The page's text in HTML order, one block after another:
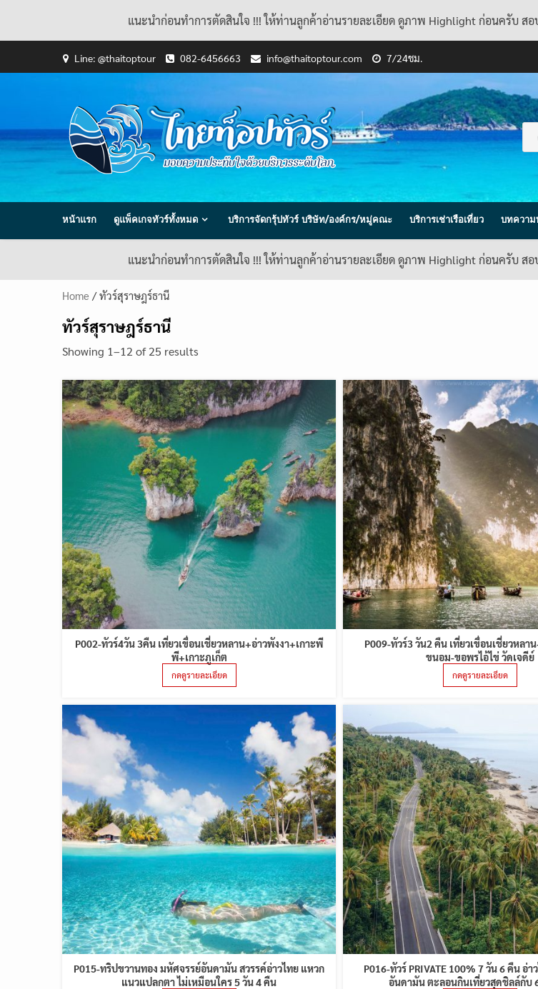
แนะนำก่อนทำการตัดสินใจ !!! ให้ท่านลูกค้าอ่านรายละเอียด ดูภาพ Highlight ก่อนครับ ส
Line: @thaitoptour 082-6456663 info@thaitoptour.com 7/24ชม.
หน้าแรก ดูแพ็คเกจทัวร์ทั้งหมด บริการจัดกรุ้ปทัวร์ บริษัท/องค์กร/หมู่คณะ บริการเช่าเรือเที่ยว บทความ
แนะนำก่อนทำการตัดสินใจ !!! ให้ท่านลูกค้าอ่านรายละเอียด ดูภาพ Highlight ก่อนครับ ส
Home / ทัวร์สุราษฎร์ธานี
ทัวร์สุราษฎร์ธานี
Showing 1–12 of 25 results
P002-ทัวร์4วัน 3คืน เที่ยวเขื่อนเชี่ยวหลาน+อ่าวพังงา+เกาะพี
พี+เกาะภูเก็ต
กดดูรายละเอียด
P009-ทัวร์3 วัน2 คืน เที่ยวเขื่อนเชี่ยวหลา
ขนอม-ขอพรไอ้ไข่ วัดเจดีย์
กดดูรายละเอียด
P015-ทริปขวานทอง มหัศจรรย์อันดามัน สวรรค์อ่าวไทย แหวก
แนวแปลกตา ไม่เหมือนใคร 5 วัน 4 คืน
P016-ทัวร์ PRIVATE 100% 7 วัน 6 คืน อ่า
อันดามัน ตะลอนกินเที่ยวสุดชิลล์กับ